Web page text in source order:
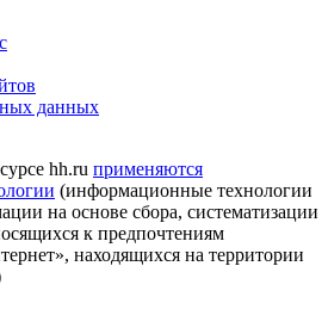
данных
hh.ru применяются
(информационные технологии
на основе сбора, систематизации
к предпочтениям
находящихся на территории